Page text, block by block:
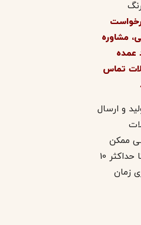
ارسال
است تا حداکثر 10